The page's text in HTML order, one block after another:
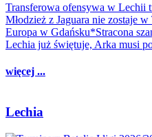
Transferowa ofensywa w Lechii
Młodzież z Jaguara nie zostaje
Europa w Gdańsku*Stracona
Lechia już świętuje, Arka musi
więcej ...
Lechia